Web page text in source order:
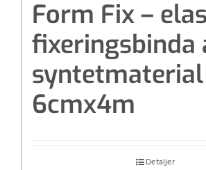
Form Fix –
fixeringsbinda
syntetmaterial
6cmx4m
Detaljer